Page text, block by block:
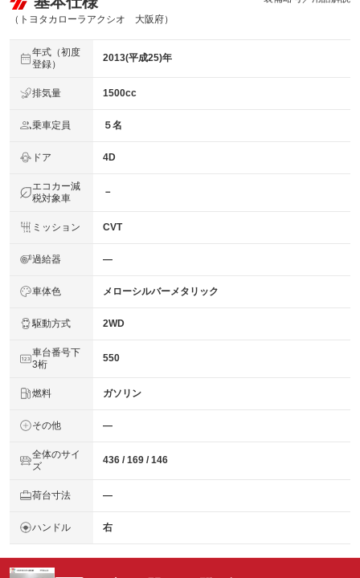
（トヨタカローラアクシオ 大阪府）
年式（初度
登録）
2013(平成25)年
排気量 1500cc
乗車定員 ５名
ドア 4D
エコカー減
税対象車
－
ミッション CVT
過給器 ―
車体色 メローシルバーメタリック
駆動方式 2WD
車台番号下
3桁
550
燃料 ガソリン
その他 ―
全体のサイ
ズ
436 / 169 / 146
荷台寸法 ―
ハンドル 右